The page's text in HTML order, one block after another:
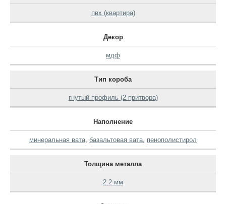
пвх (квартира)
Декор
мдф
Тип короба
гнутый профиль (2 притвора)
Наполнение
минеральная вата, базальтовая вата, пенополистирол
Толщина металла
2.2 мм